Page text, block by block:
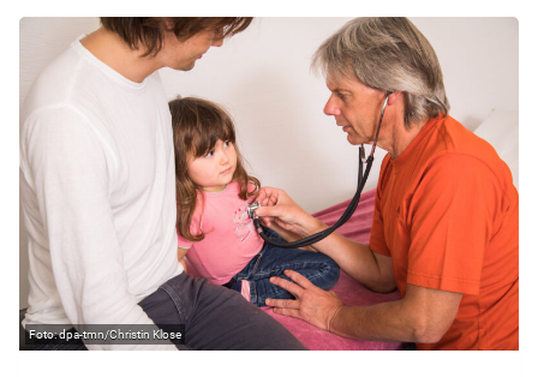
dpa-tmn/Christin Klose